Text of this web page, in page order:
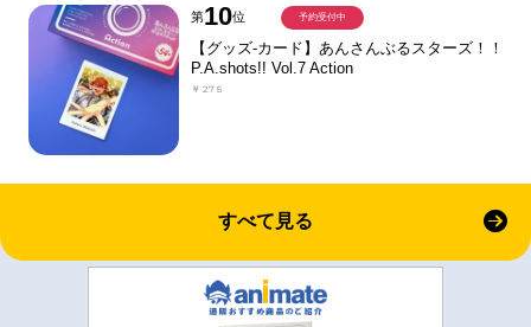
第10位
【グッズ-カード】あんさんぶるスターズ！！
P.A.shots!! Vol.7 Action
￥275
予約受付中
すべて見る